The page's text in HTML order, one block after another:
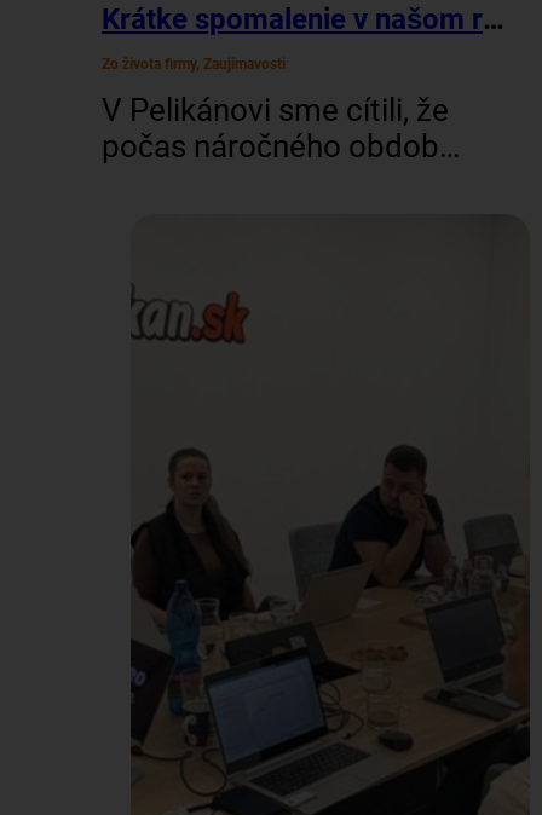
Krátke spomalenie v našom rýchlom peli-svete
Zo života firmy, Zaujímavosti
V Pelikánovi sme cítili, že
počas náročného obdobia
Pred začiatkom pracovné
dňa sa u nás uskutočnili
(profesionálna
certifikovaná koučka,
mentorka, HR expertka,
lektorka, učiteľka
mindfulness,
ambasádorka celostného
zdravia a meditácií), ktoré
nám dali príležitosť na…